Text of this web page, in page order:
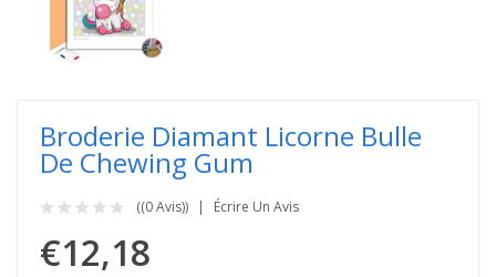
Broderie Diamant Licorne Bulle
De Chewing Gum
((0 Avis)) Écrire Un Avis
€12,18